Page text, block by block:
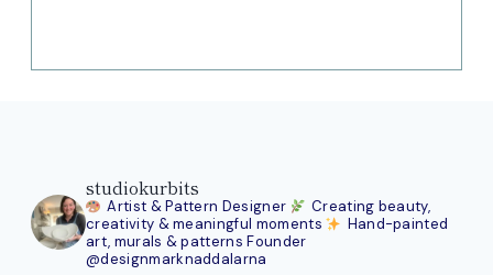
studiokurbits
Artist & Pattern Designer
Creating beauty,
creativity & meaningful moments
Hand-painted
art, murals & patterns Founder
@designmarknaddalarna